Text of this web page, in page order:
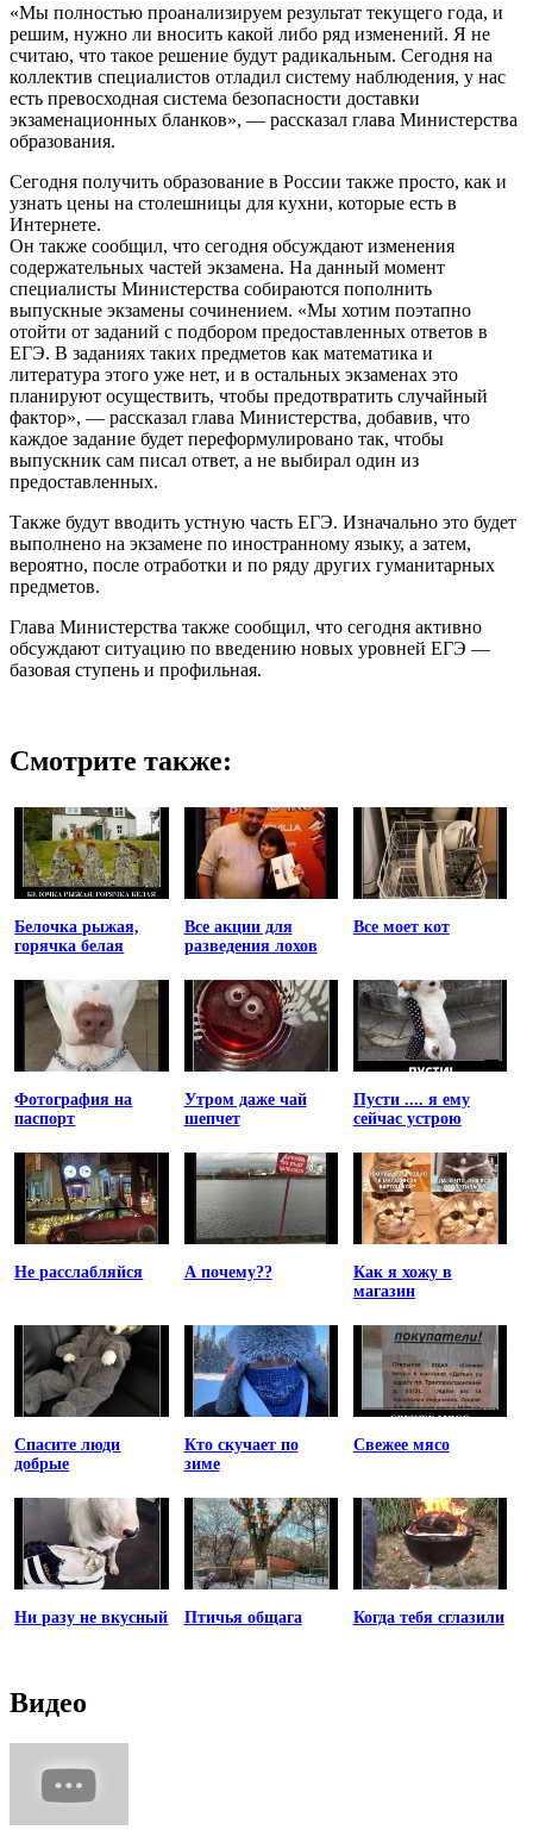
«Мы полностью проанализируем результат текущего года, и
решим, нужно ли вносить какой либо ряд изменений. Я не
считаю, что такое решение будут радикальным. Сегодня на
коллектив специалистов отладил систему наблюдения, у нас
есть превосходная система безопасности доставки
экзаменационных бланков», — рассказал глава Министерства
образования.
Сегодня получить образование в России также просто, как и
узнать цены на столешницы для кухни, которые есть в
Интернете.
Он также сообщил, что сегодня обсуждают изменения
содержательных частей экзамена. На данный момент
специалисты Министерства собираются пополнить
выпускные экзамены сочинением. «Мы хотим поэтапно
отойти от заданий с подбором предоставленных ответов в
ЕГЭ. В заданиях таких предметов как математика и
литература этого уже нет, и в остальных экзаменах это
планируют осуществить, чтобы предотвратить случайный
фактор», — рассказал глава Министерства, добавив, что
каждое задание будет переформулировано так, чтобы
выпускник сам писал ответ, а не выбирал один из
предоставленных.
Также будут вводить устную часть ЕГЭ. Изначально это будет
выполнено на экзамене по иностранному языку, а затем,
вероятно, после отработки и по ряду других гуманитарных
предметов.
Глава Министерства также сообщил, что сегодня активно
обсуждают ситуацию по введению новых уровней ЕГЭ —
базовая ступень и профильная.
Смотрите также:
Белочка рыжая,
горячка белая
Все акции для
разведения лохов
Все моет кот
Фотография на
паспорт
Утром даже чай
шепчет
Пусти .... я ему
сейчас устрою
Не расслабляйся А почему??
Как я хожу в
магазин
Спасите люди
добрые
Кто скучает по
зиме
Свежее мясо
Ни разу не вкусный Птичья общага Когда тебя сглазили
Видео